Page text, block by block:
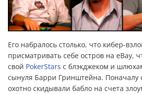
Его набралось столько, что кибер-
присматривать себе остров на eBay,
свой PokerStars с блэкджеком и
сынуля Барри Гринштейна. Поначалу
охотно скидывали бабло на счета